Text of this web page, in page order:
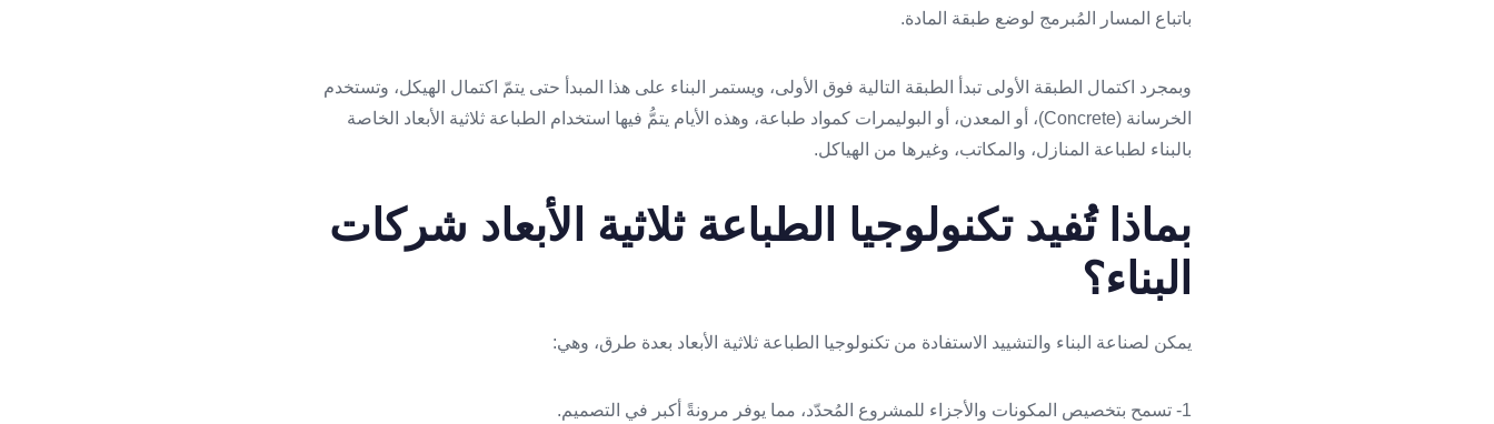
باتباع المسار المُبرمج لوضع طبقة المادة.
وبمجرد اكتمال الطبقة الأولى تبدأ الطبقة التالية فوق الأولى، ويستمر البناء على هذا المبدأ حتى يتمّ اكتمال الهيكل، وتستخدم
الخرسانة (Concrete)، أو المعدن، أو البوليمرات كمواد طباعة، وهذه الأيام يتمُّ فيها استخدام الطباعة ثلاثية الأبعاد الخاصة
بالبناء لطباعة المنازل، والمكاتب، وغيرها من الهياكل.
بماذا تُفيد تكنولوجيا الطباعة ثلاثية الأبعاد شركات
البناء؟
يمكن لصناعة البناء والتشييد الاستفادة من تكنولوجيا الطباعة ثلاثية الأبعاد بعدة طرق، وهي:
1- تسمح بتخصيص المكونات والأجزاء للمشروع المُحدّد، مما يوفر مرونةً أكبر في التصميم.